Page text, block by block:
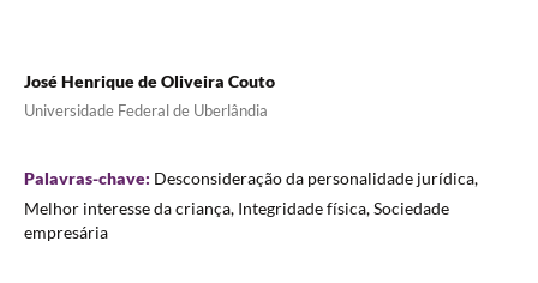
José Henrique de Oliveira Couto
Universidade Federal de Uberlândia
Palavras-chave: Desconsideração da personalidade jurídica,
Melhor interesse da criança, Integridade física, Sociedade
empresária